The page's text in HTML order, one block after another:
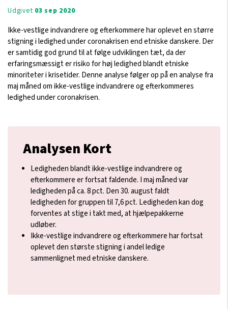
Udgivet 03 sep 2020
Ikke-vestlige indvandrere og efterkommere har oplevet en større
stigning i ledighed under coronakrisen end etniske danskere. Der
er samtidig god grund til at følge udviklingen tæt, da der
erfaringsmæssigt er risiko for høj ledighed blandt etniske
minoriteter i krisetider. Denne analyse følger op på en analyse fra
maj måned om ikke-vestlige indvandrere og efterkommeres
ledighed under coronakrisen.
Analysen Kort
Ledigheden blandt ikke-vestlige indvandrere og
efterkommere er fortsat faldende. I maj måned var
ledigheden på ca. 8 pct. Den 30. august faldt
ledigheden for gruppen til 7,6 pct. Ledigheden kan dog
forventes at stige i takt med, at hjælpepakkerne
udløber.
Ikke-vestlige indvandrere og efterkommere har fortsat
oplevet den største stigning i andel ledige
sammenlignet med etniske danskere.